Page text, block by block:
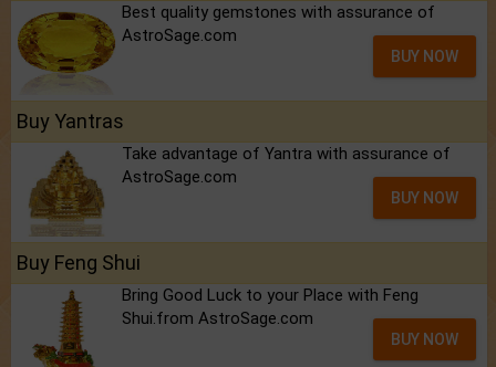
Best quality gemstones with assurance of
AstroSage.com
BUY NOW
Buy Yantras
Take advantage of Yantra with assurance of
AstroSage.com
BUY NOW
Buy Feng Shui
Bring Good Luck to your Place with Feng
Shui.from AstroSage.com
BUY NOW